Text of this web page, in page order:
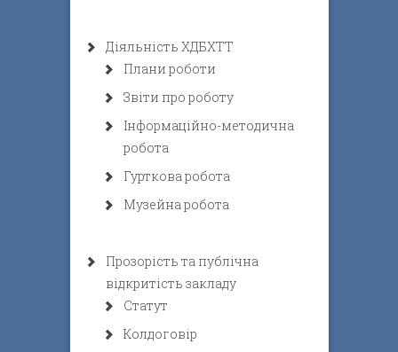
Діяльність ХДБХТТ
Плани роботи
Звіти про роботу
Інформаційно-методична
робота
Гурткова робота
Музейна робота
Прозорість та публічна
відкритість закладу
Статут
Колдоговір